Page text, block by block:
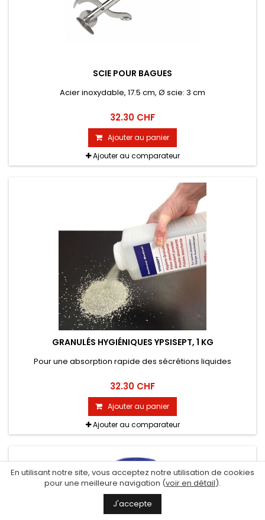
SCIE POUR BAGUES
Acier inoxydable, 17.5 cm, Ø scie: 3 cm
32.30 CHF
Ajouter au panier
Ajouter au comparateur
GRANULÉS HYGIÉNIQUES YPSISEPT, 1 KG
Pour une absorption rapide des sécrétions liquides
32.30 CHF
Ajouter au panier
Ajouter au comparateur
En utilisant notre site, vous acceptez notre utilisation de cookies
pour une meilleure navigation (voir en détail).
J'accepte